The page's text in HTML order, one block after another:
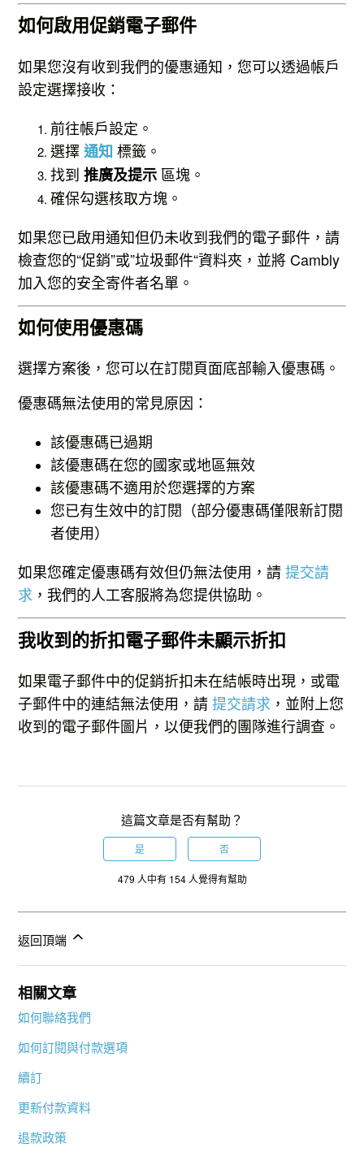
如何啟用促銷電子郵件
如果您沒有收到我們的優惠通知，您可以透過帳戶
設定選擇接收：
前往帳戶設定。
選擇通知 標籤。
找到推廣及提示 區塊。
確保勾選核取方塊。
如果您已啟用通知但仍未收到我們的電子郵件，請
檢查您的“促銷”或”垃圾郵件“資料夾，並將 Cambly
加入您的安全寄件者名單。
如何使用優惠碼
選擇方案後，您可以在訂閱頁面底部輸入優惠碼。
優惠碼無法使用的常見原因：
該優惠碼已過期
該優惠碼在您的國家或地區無效
該優惠碼不適用於您選擇的方案
您已有生效中的訂閱（部分優惠碼僅限新訂閱
者使用）
如果您確定優惠碼有效但仍無法使用，請提交請
求 ，我們的人工客服將為您提供協助。
我收到的折扣電子郵件未顯示折扣
如果電子郵件中的促銷折扣未在結帳時出現，或電
子郵件中的連結無法使用，請提交請求 ，並附上您
收到的電子郵件圖片，以便我們的團隊進行調查。
這篇文章是否有幫助？
是 否
479 人中有 154 人覺得有幫助
返回頂端
相關文章
如何聯絡我們
如何訂閱與付款選項
續訂
更新付款資料
退款政策